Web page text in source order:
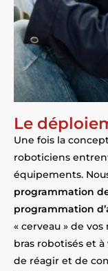
Le
Une fois la
roboticiens
équipements.
programmation
programmation
« cerveau » de
bras robotisés et
de réagir et de